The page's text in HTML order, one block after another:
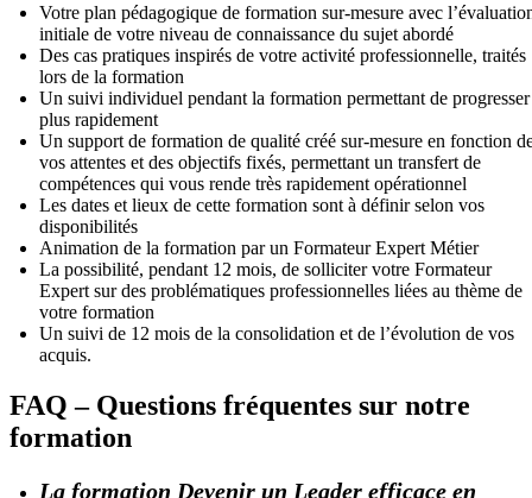
Votre plan pédagogique de formation sur-mesure avec
initiale de votre niveau de connaissance du sujet abordé
Des cas pratiques inspirés de votre activité professionnelle, traités
lors de la formation
Un suivi individuel pendant la formation permettant de progresser
plus rapidement
Un support de formation de qualité créé sur-mesure en fonction
vos attentes et des objectifs fixés, permettant un transfert de
compétences qui vous rende très rapidement opérationnel
Les dates et lieux de cette formation sont à définir selon vos
disponibilités
Animation de la formation par un Formateur Expert Métier
La possibilité, pendant 12 mois, de solliciter votre Formateur
Expert sur des problématiques professionnelles liées au thème de
votre formation
Un suivi de 12 mois de la consolidation et de l’évolution de vos
acquis.
FAQ – Questions fréquentes sur notre
formation
La formation Devenir un Leader efficace en